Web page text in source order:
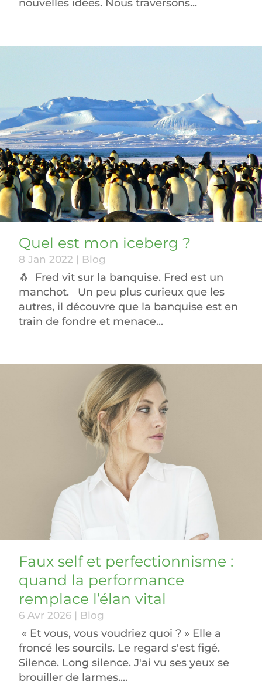
nouvelles idées. Nous traversons...
Quel est mon iceberg ?
8 Jan 2022 Blog
🐧 Fred vit sur la banquise. Fred est un
manchot. Un peu plus curieux que les
autres, il découvre que la banquise est en
train de fondre et menace...
Faux self et perfectionnisme :
quand la performance
remplace l’élan vital
6 Avr 2026 Blog
« Et vous, vous voudriez quoi ? » Elle a
froncé les sourcils. Le regard s'est figé.
Silence. Long silence. J'ai vu ses yeux se
brouiller de larmes....